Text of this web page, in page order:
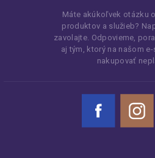
Máte akúkoľvek otázku
produktov a služieb?
zavolajte. Odpovieme,
aj tým, ktorý na našom
nakupovať
Facebook Instagram